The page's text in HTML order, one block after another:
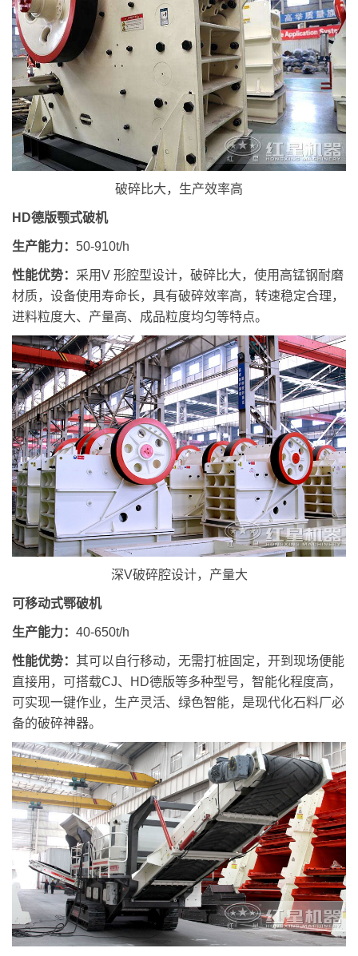
破碎比大，生产效率高
HD德版颚式破机
生产能力： 50-910t/h
性能优势： 采用V 形腔型设计，破碎比大，使用高锰钢耐磨
材质，设备使用寿命长，具有破碎效率高，转速稳定合理，
进料粒度大、产量高、成品粒度均匀等特点。
深V破碎腔设计，产量大
可移动式鄂破机
生产能力： 40-650t/h
性能优势： 其可以自行移动，无需打桩固定，开到现场便能
直接用，可搭载CJ、HD德版等多种型号，智能化程度高，
可实现一键作业，生产灵活、绿色智能，是现代化石料厂必
备的破碎神器。